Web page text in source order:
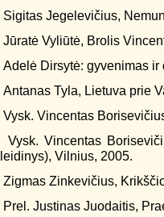
Sigitas Jegelevičius,
Jūratė Vyliūtė, Brolis
Adelė Dirsytė: gyvenimas
Antanas Tyla, Lietuva prie
Vysk. Vincentas
Vysk. Vincentas
leidinys), Vilnius, 2005.
Zigmas Zinkevičius,
Prel. Justinas Juodaitis,